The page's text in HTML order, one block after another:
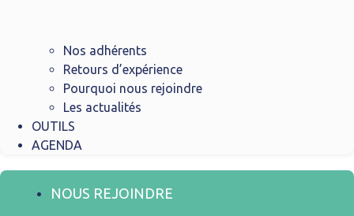
Nos adhérents
Retours d’expérience
Pourquoi nous rejoindre
Les actualités
OUTILS
AGENDA
NOUS REJOINDRE